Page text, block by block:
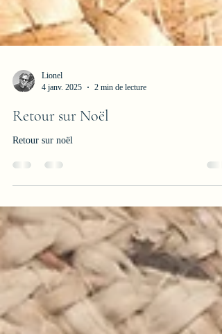
4 janv. 2025
2 min de lecture
Retour sur Noël
Retour sur noël